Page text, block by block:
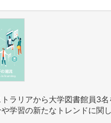
ラリアから大学図書館員3
学習の新たなトレンドに関